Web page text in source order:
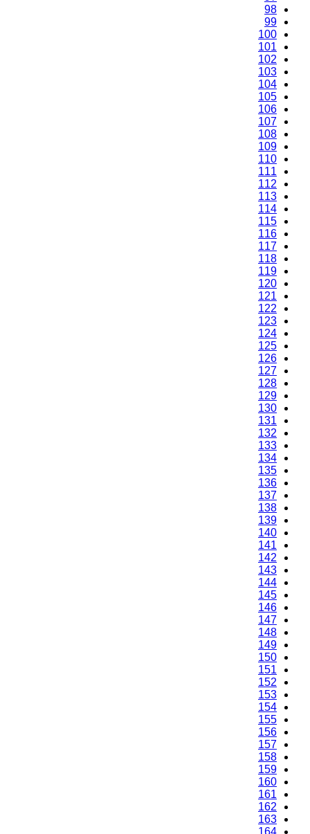
98
99
100
101
102
103
104
105
106
107
108
109
110
111
112
113
114
115
116
117
118
119
120
121
122
123
124
125
126
127
128
129
130
131
132
133
134
135
136
137
138
139
140
141
142
143
144
145
146
147
148
149
150
151
152
153
154
155
156
157
158
159
160
161
162
163